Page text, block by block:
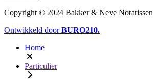
Copyright © 2024 Bakker & Neve Notarissen
Ontwikkeld doorBURO210.
Home
Particulier